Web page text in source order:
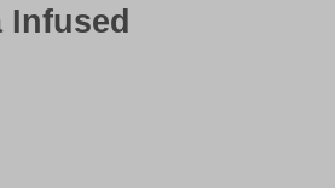
Infused
Infused 70cl aantal